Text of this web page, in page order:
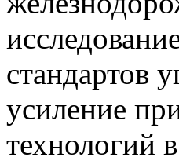
стандартов
усиление
технологий